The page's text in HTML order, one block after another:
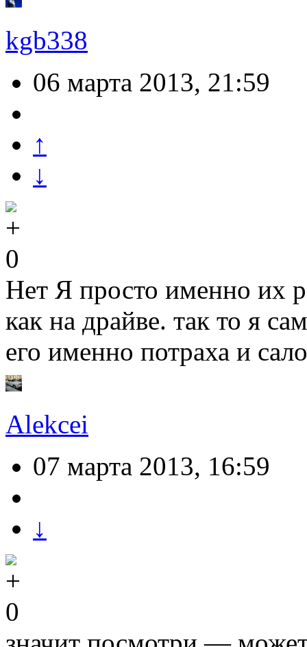
kgb338
06 марта 2013, 21:59
↑
↓
0
Нет Я просто именно их
как на драйве. так то я
его именно потраха и
Alekcei
07 марта 2013, 16:59
↓
0